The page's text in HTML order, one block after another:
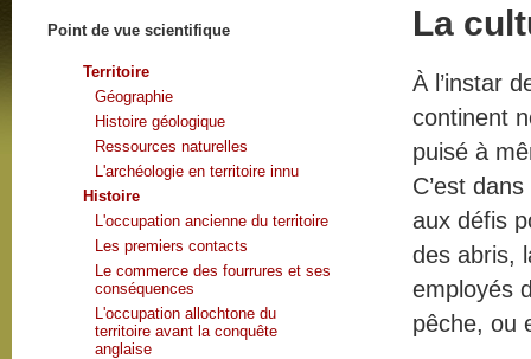
Point de vue scientifique
Territoire
Géographie
Histoire géologique
Ressources naturelles
L'archéologie en territoire innu
Histoire
L'occupation ancienne du territoire
Les premiers contacts
Le commerce des fourrures et ses
conséquences
L'occupation allochtone du
territoire avant la conquête
anglaise
La
À l’instar
continent
puisé à
C’est
aux défis
des abris,
employés
pêche, ou